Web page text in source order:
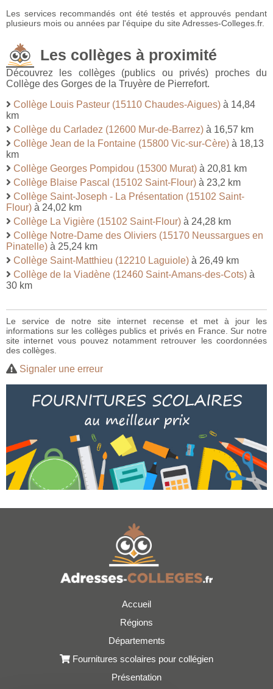
Les services recommandés ont été testés et approuvés pendant
plusieurs mois ou années par l'équipe du site Adresses-Colleges.fr.
Les collèges à proximité
Découvrez les collèges (publics ou privés) proches du
Collège des Gorges de la Truyère de Pierrefort.
Collège Louis Pasteur (15110 Chaudes-Aigues) à 14,84
km
Collège du Carladez (12600 Mur-de-Barrez) à 16,57 km
Collège Jean de la Fontaine (15800 Vic-sur-Cère) à 18,13
km
Collège Georges Pompidou (15300 Murat) à 20,81 km
Collège Blaise Pascal (15102 Saint-Flour) à 23,2 km
Collège Saint-Joseph - La Présentation (15102 Saint-
Flour) à 24,02 km
Collège La Vigière (15102 Saint-Flour) à 24,28 km
Collège Notre-Dame des Oliviers (15170 Neussargues en
Pinatelle) à 25,24 km
Collège Saint-Matthieu (12210 Laguiole) à 26,49 km
Collège de la Viadène (12460 Saint-Amans-des-Cots) à
30 km
Le service de notre site internet recense et met à jour les
informations sur les collèges publics et privés en France. Sur notre
site internet vous pouvez notamment retrouver les coordonnées
des collèges.
Signaler une erreur
Accueil
Régions
Départements
Fournitures scolaires pour collégien
Présentation